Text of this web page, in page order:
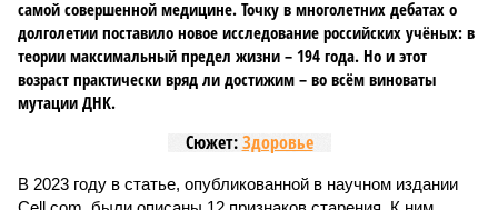
самой совершенной медицине. Точку в многолетних дебатах о
долголетии поставило новое исследование российских учёных: в
теории максимальный предел жизни – 194 года. Но и этот
возраст практически вряд ли достижим – во всём виноваты
мутации ДНК.
Сюжет:Здоровье
В 2023 году в статье, опубликованной в научном издании